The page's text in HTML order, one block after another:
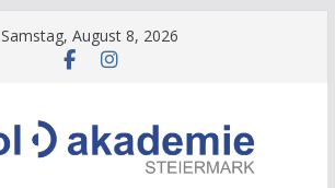
Samstag, August 8, 2026